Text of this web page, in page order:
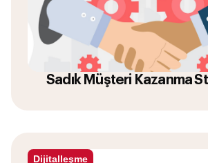
Sadık Müşteri Kazanma
Dijitalleşme